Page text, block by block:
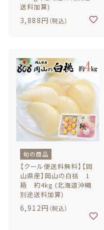
送料加算)
3,888円 （税込）
旬の商品
【クール便送料無料】【岡
山県産】岡山の白桃 1
箱 約4kg (北海道沖縄
別途送料加算)
6,912円 （税込）
プライバシーポリシー
お問い合わせ
看板犬こうめ YouTube
808青果店 公式YouTube
© 2021 株式会社YAOHACHI